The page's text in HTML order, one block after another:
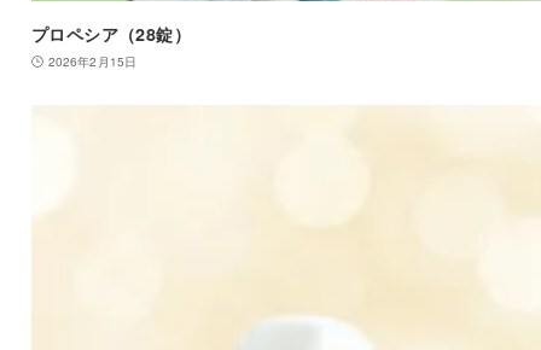
プロペシア（28錠）
2026年2月15日